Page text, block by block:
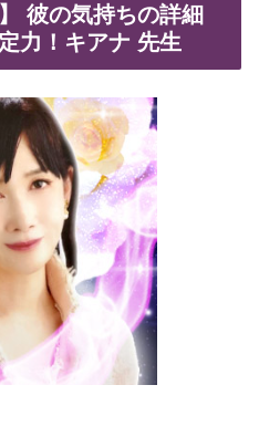
彼の気持ちの詳細
力！キアナ 先生